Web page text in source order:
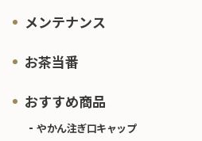
メンテナンス
お茶当番
おすすめ商品
やかん注ぎ口キャップ